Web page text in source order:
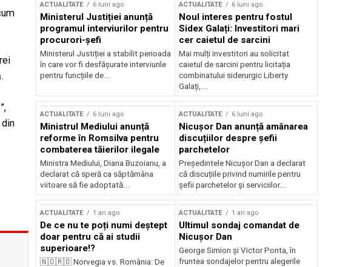
ACTUALITATE 6 luni ago
Ministerul Justiției anunță
programul interviurilor pentru
procurori-șefi
Ministerul Justiției a stabilit perioada
în care vor fi desfășurate interviurile
pentru funcțiile de...
ACTUALITATE 6 luni ago
Noul interes pentru fostul
Sidex Galați: Investitori mari
cer caietul de sarcini
Mai mulți investitori au solicitat
caietul de sarcini pentru licitația
combinatului siderurgic Liberty
Galați,...
ACTUALITATE 6 luni ago
Ministrul Mediului anunță
reforme în Romsilva pentru
combaterea tăierilor ilegale
Ministra Mediului, Diana Buzoianu, a
declarat că speră ca săptămâna
viitoare să fie adoptată...
ACTUALITATE 6 luni ago
Nicușor Dan anunță amânarea
discuțiilor despre șefii
parchetelor
Președintele Nicușor Dan a declarat
că discuțiile privind numirile pentru
șefii parchetelor și serviciilor...
ACTUALITATE 1 an ago
De ce nu te poți numi deștept
doar pentru că ai studii
superioare!?
🇳🇴🇷🇴 Norvegia vs. România: De
ACTUALITATE 1 an ago
Ultimul sondaj comandat de
Nicușor Dan
George Simion și Victor Ponta, în
fruntea sondajelor pentru alegerile